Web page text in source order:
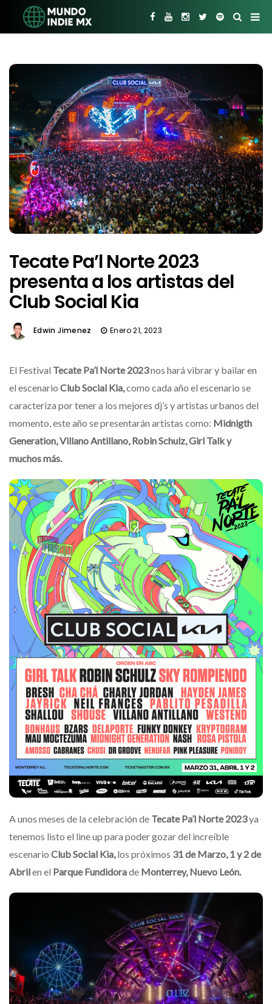
Tecate Pa’l Norte 2023
presenta a los artistas del
Club Social Kia
Edwin Jimenez Enero 21, 2023
El Festival Tecate Pa’l Norte 2023nos hará vibrar y bailar en
el escenario Club Social Kia,como cada año el escenario se
caracteriza por tener a los mejores dj’s y artistas urbanos del
momento, este año se presentarán artistas como: Midnigth
Generation, Villano Antillano, Robin Schulz, Girl Talk y
muchos más.
A unos meses de la celebración de Tecate Pa’l Norte 2023ya
tenemos listo el line up para poder gozar del increíble
escenario Club Social Kia,los próximos 31 de Marzo, 1 y 2 de
Abrilen el Parque Fundidorade Monterrey, Nuevo León.